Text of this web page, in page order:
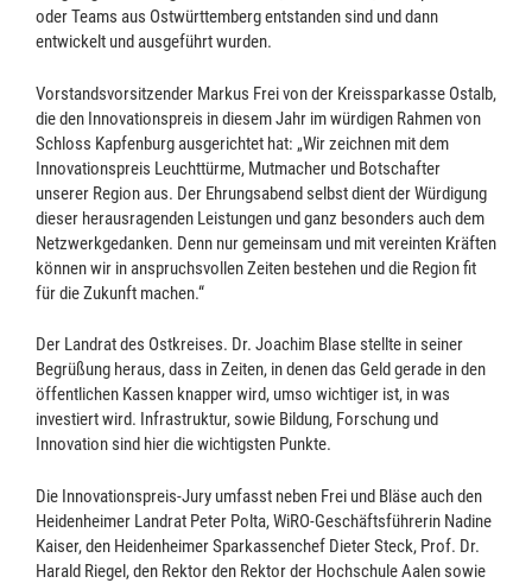
oder Teams aus Ostwürttemberg entstanden sind und dann
entwickelt und ausgeführt wurden.
Vorstandsvorsitzender Markus Frei von der Kreissparkasse Ostalb,
die den Innovationspreis in diesem Jahr im würdigen Rahmen von
Schloss Kapfenburg ausgerichtet hat: „Wir zeichnen mit dem
Innovationspreis Leuchttürme, Mutmacher und Botschafter
unserer Region aus. Der Ehrungsabend selbst dient der Würdigung
dieser herausragenden Leistungen und ganz besonders auch dem
Netzwerkgedanken. Denn nur gemeinsam und mit vereinten Kräften
können wir in anspruchsvollen Zeiten bestehen und die Region fit
für die Zukunft machen.“
Der Landrat des Ostkreises. Dr. Joachim Blase stellte in seiner
Begrüßung heraus, dass in Zeiten, in denen das Geld gerade in den
öffentlichen Kassen knapper wird, umso wichtiger ist, in was
investiert wird. Infrastruktur, sowie Bildung, Forschung und
Innovation sind hier die wichtigsten Punkte.
Die Innovationspreis-Jury umfasst neben Frei und Bläse auch den
Heidenheimer Landrat Peter Polta, WiRO-Geschäftsführerin Nadine
Kaiser, den Heidenheimer Sparkassenchef Dieter Steck, Prof. Dr.
Harald Riegel, den Rektor den Rektor der Hochschule Aalen sowie